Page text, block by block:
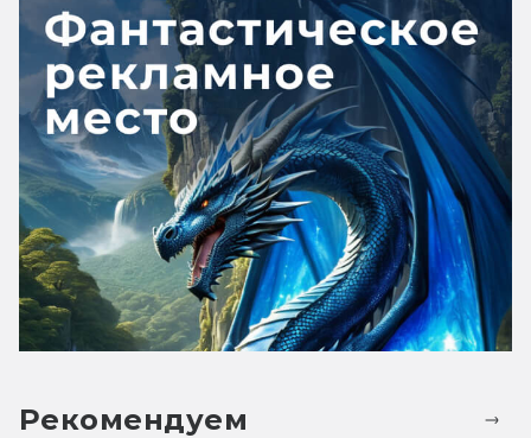
Рекомендуем